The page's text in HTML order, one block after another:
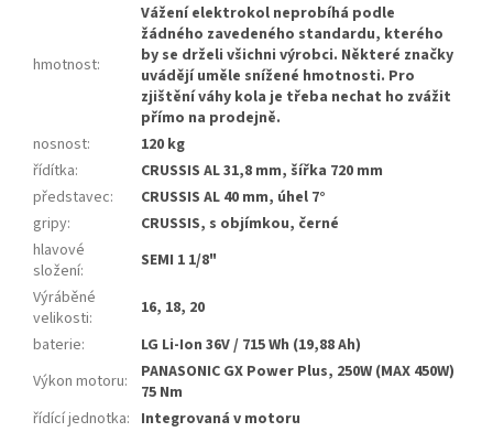
hmotnost:
Vážení elektrokol neprobíhá podle
žádného zavedeného standardu, kterého
by se drželi všichni výrobci. Některé značky
uvádějí uměle snížené hmotnosti. Pro
zjištění váhy kola je třeba nechat ho zvážit
přímo na prodejně.
nosnost:
120 kg
řídítka:
CRUSSIS AL 31,8 mm, šířka 720 mm
představec:
CRUSSIS AL 40 mm, úhel 7°
gripy:
CRUSSIS, s objímkou, černé
hlavové
složení:
SEMI 1 1/8"
Výráběné
velikosti:
16, 18, 20
baterie:
LG Li-Ion 36V / 715 Wh (19,88 Ah)
Výkon motoru:
PANASONIC GX Power Plus, 250W (MAX 450W)
75 Nm
řídící jednotka: Integrovaná v motoru